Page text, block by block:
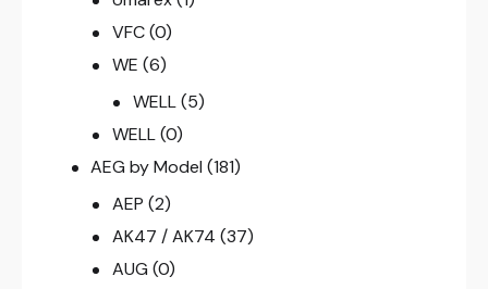
VFC (0)
WE (6)
WELL (5)
WELL (0)
AEG by Model (181)
AEP (2)
AK47 / AK74 (37)
AUG (0)